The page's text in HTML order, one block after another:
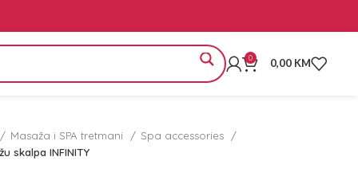
0 0,00 KM
Masaža i SPA tretmani
Spa accessories
skalpa INFINITY